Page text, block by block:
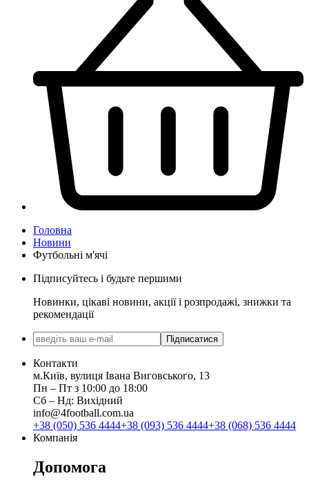
Головна
Новини
Футбольні м'ячі
Підписуйтесь і будьте першими
Новинки, цікаві новини, акції і розпродажі, знижки та
рекомендації
Підписатися
Контакти
м.Київ, вулиця Івана Виговського, 13
Пн ‒ Пт з 10:00 до 18:00
Сб ‒ Нд: Вихідний
info@4football.com.ua
+38 (050) 536 4444+38 (093) 536 4444+38 (068) 536 4444
Компанія
Допомога